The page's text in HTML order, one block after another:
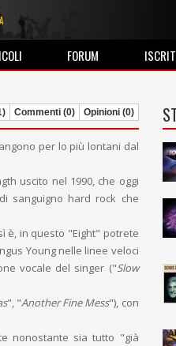
FORUM
Commenti (0) Opinioni (0)
per lo più lontani dal
uscito nel 1990, che oggi
sanguigno hard rock che
è, in questo "Eight" potrete
Young nelle linee veloci
vocale del singer ("Slow
", "Another Fine Mess"), con
nonostante sia tutto "già